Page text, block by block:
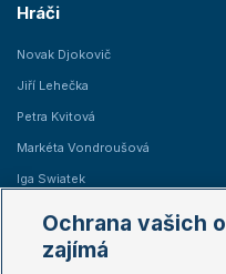
Hráči
Novak Djokovič
Jiří Lehečka
Petra Kvitová
Markéta Vondroušová
Iga Swiatek
Žebříčky
Ochrana vašich
zajímá